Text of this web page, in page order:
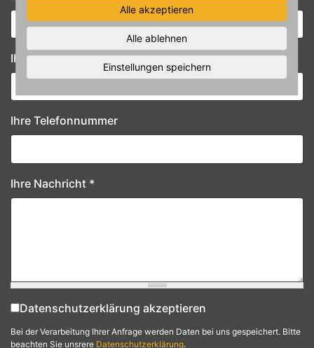
Alle akzeptieren
Alle ablehnen
Einstellungen speichern
Ihre E-Mail-Adresse*
Ihre Telefonnummer
Ihre Nachricht *
Datenschutzerklärung akzeptieren
Datenschutz*
Bei der Verarbeitung Ihrer Anfrage werden Daten bei uns gespeichert. Bitte
beachten Sie unsrere Datenschutzerklärung.